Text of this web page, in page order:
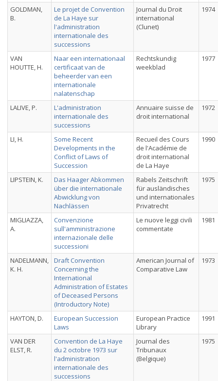
GOLDMAN,
B.
Le projet de Convention
de La Haye sur
l'administration
internationale des
successions
Journal du Droit
international
(Clunet)
1974
VAN
HOUTTE, H.
Naar een internationaal
certificaat van de
beheerder van een
internationale
nalatenschap
Rechtskundig
weekblad
1977
LALIVE, P.
L'administration
internationale des
successions
Annuaire suisse de
droit international
1972
LI, H.
Some Recent
Developments in the
Conflict of Laws of
Succession
Recueil des Cours
de l'Académie de
droit international
de La Haye
1990
LIPSTEIN, K.
Das Haager Abkommen
über die internationale
Abwicklung von
Nachlässen
Rabels Zeitschrift
für ausländisches
und internationales
Privatrecht
1975
MIGLIAZZA,
A.
Convenzione
sull'amministrazione
internazionale delle
successioni
Le nuove leggi civili
commentate
1981
NADELMANN,
K. H.
Draft Convention
Concerning the
International
Administration of Estates
of Deceased Persons
(Introductory Note)
American Journal of
Comparative Law
1973
HAYTON, D.
European Succession
Laws
European Practice
Library
1991
VAN DER
ELST, R.
Convention de La Haye
du 2 octobre 1973 sur
l'administration
internationale des
successions
Journal des
Tribunaux
(Belgique)
1975